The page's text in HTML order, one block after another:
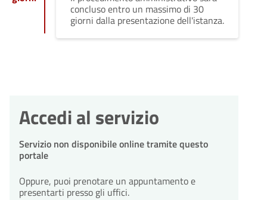
concluso entro un massimo di 30
giorni dalla presentazione dell'istanza.
Accedi al servizio
Servizio non disponibile online tramite questo
portale
Oppure, puoi prenotare un appuntamento e
presentarti presso gli uffici.